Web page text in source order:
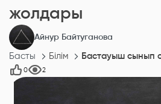
жолдары
Айнур Байтуганова
Басты Білім Бастауыш сынып
0 2